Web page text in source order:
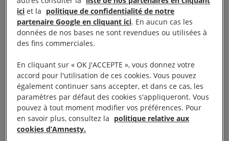
Le visionnage de cette vidéo entraîne un
dépôt de cookies de la part de YouTube. Si
ici et la politique de confidentialité de notre
partenaire Google en cliquant ici. En aucun cas les
données de nos bases ne sont revendues ou utilisées à
des fins commerciales.
En cliquant sur « OK J'ACCEPTE », vous donnez votre
accord pour l'utilisation de ces cookies. Vous pouvez
également continuer sans accepter, et dans ce cas, les
paramètres par défaut des cookies s'appliqueront. Vous
pouvez à tout moment modifier vos préférences. Pour
en savoir plus, consultez la politique relative aux
cookies d’Amnesty.